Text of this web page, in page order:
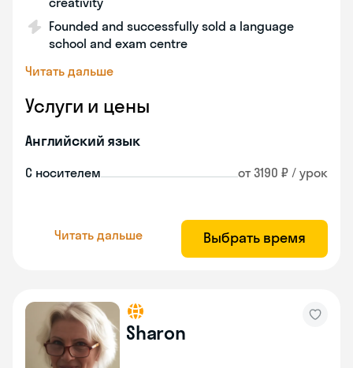
Founded and successfully sold a language
school and exam centre
Читать дальше
Услуги и цены
Английский язык
С носителем от 3190 ₽ / урок
Читать дальше Выбрать время
Sharon